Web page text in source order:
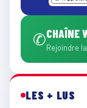
✆CHAÎNE
Rejoindre
LES + LUS